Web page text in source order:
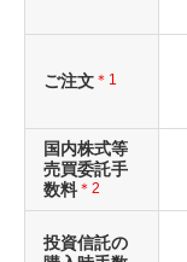
ご注文 ＊1
国内株式等
売買委託手
数料 ＊2
投資信託の